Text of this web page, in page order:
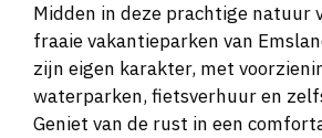
Midden in deze prachtige natuur
fraaie vakantieparken van
zijn eigen karakter, met
waterparken, fietsverhuur en
Geniet van de rust in een